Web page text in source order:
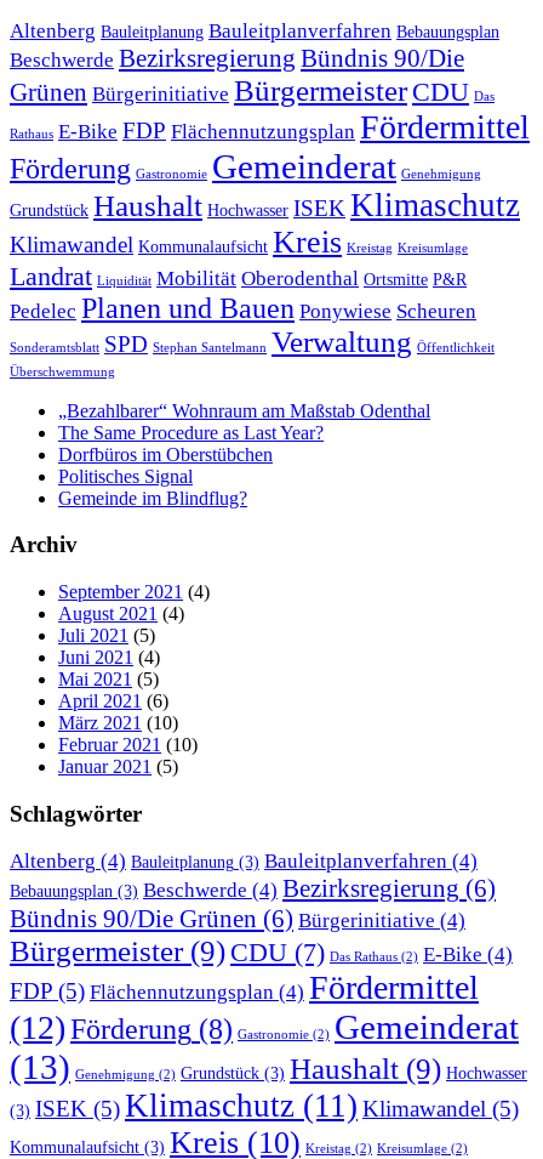
Altenberg Bauleitplanung Bauleitplanverfahren Bebauungsplan
Beschwerde Bezirksregierung Bündnis 90/Die
Grünen Bürgerinitiative Bürgermeister CDU Das
Rathaus E-Bike FDP Flächennutzungsplan Fördermittel
Förderung Gastronomie Gemeinderat Genehmigung
Grundstück Haushalt Hochwasser ISEK Klimaschutz
Klimawandel Kommunalaufsicht Kreis Kreistag Kreisumlage
Landrat Liquidität Mobilität Oberodenthal Ortsmitte P&R
Pedelec Planen und Bauen Ponywiese Scheuren
Sonderamtsblatt SPD Stephan Santelmann Verwaltung Öffentlichkeit
Überschwemmung
„Bezahlbarer“ Wohnraum am Maßstab Odenthal
The Same Procedure as Last Year?
Dorfbüros im Oberstübchen
Politisches Signal
Gemeinde im Blindflug?
Archiv
September 2021 (4)
August 2021 (4)
Juli 2021 (5)
Juni 2021 (4)
Mai 2021 (5)
April 2021 (6)
März 2021 (10)
Februar 2021 (10)
Januar 2021 (5)
Schlagwörter
Altenberg (4) Bauleitplanung (3) Bauleitplanverfahren (4)
Bebauungsplan (3) Beschwerde (4) Bezirksregierung (6)
Bündnis 90/Die Grünen (6) Bürgerinitiative (4)
Bürgermeister(9) CDU (7) Das Rathaus (2) E-Bike (4)
FDP (5) Flächennutzungsplan (4) Fördermittel
(12)Förderung (8) Gastronomie (2) Gemeinderat
(13) Genehmigung (2) Grundstück (3) Haushalt (9) Hochwasser
(3) ISEK (5)Klimaschutz (11) Klimawandel (5)
Kommunalaufsicht (3) Kreis (10) Kreistag (2) Kreisumlage (2)